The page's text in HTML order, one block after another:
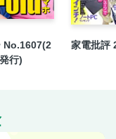
No.1607(2
行)
家電批評